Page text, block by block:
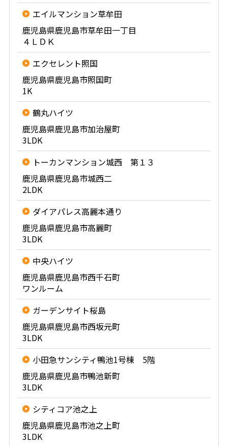
エイルマンション草牟田
鹿児島県鹿児島市草牟田一丁目
４ＬＤＫ
エクセレント照国
鹿児島県鹿児島市照国町
1K
鶴丸ハイツ
鹿児島県鹿児島市加治屋町
3LDK
トーカンマンション城西 第１３
鹿児島県鹿児島市城西二
2LDK
ダイアパレス高麗本通り
鹿児島県鹿児島市高麗町
3LDK
中央ハイツ
鹿児島県鹿児島市西千石町
ワンルーム
ガーデンサイト桜島
鹿児島県鹿児島市西坂元町
3LDK
小田急サンシティ鴨池1号棟 5階
鹿児島県鹿児島市鴨池新町
3LDK
シティコア池之上
鹿児島県鹿児島市池之上町
3LDK